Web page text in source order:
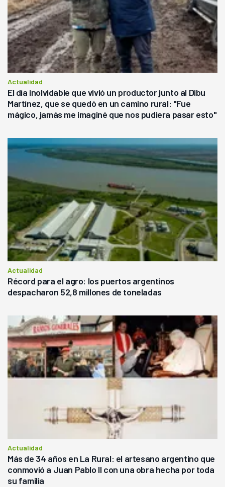
Actualidad
El día inolvidable que vivió un productor junto al Dibu
Martínez, que se quedó en un camino rural: "Fue
mágico, jamás me imaginé que nos pudiera pasar esto"
Actualidad
Récord para el agro: los puertos argentinos
despacharon 52,8 millones de toneladas
Actualidad
Más de 34 años en La Rural: el artesano argentino que
conmovió a Juan Pablo II con una obra hecha por toda
su familia